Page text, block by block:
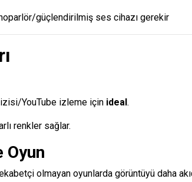
güçlendirilmiş ses cihazı gerekir
YouTube izleme için ideal.
renkler sağlar.
Oyun
olmayan oyunlarda görüntüyü daha